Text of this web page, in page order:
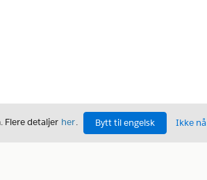
Flere detaljer her. Bytt til engelsk Ikke nå